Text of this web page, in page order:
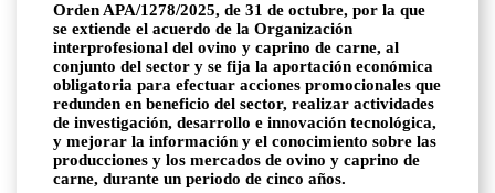
Orden APA/1278/2025, de 31 de octubre, por la que
se extiende el acuerdo de la Organización
interprofesional del ovino y caprino de carne, al
conjunto del sector y se fija la aportación económica
obligatoria para efectuar acciones promocionales que
redunden en beneficio del sector, realizar actividades
de investigación, desarrollo e innovación tecnológica,
y mejorar la información y el conocimiento sobre las
producciones y los mercados de ovino y caprino de
carne, durante un periodo de cinco años.